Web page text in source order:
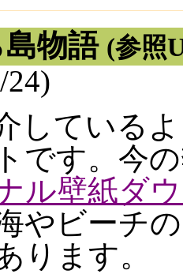
物語 (参照
24)
している
です。今
ル壁紙ダ
やビーチ
ります。